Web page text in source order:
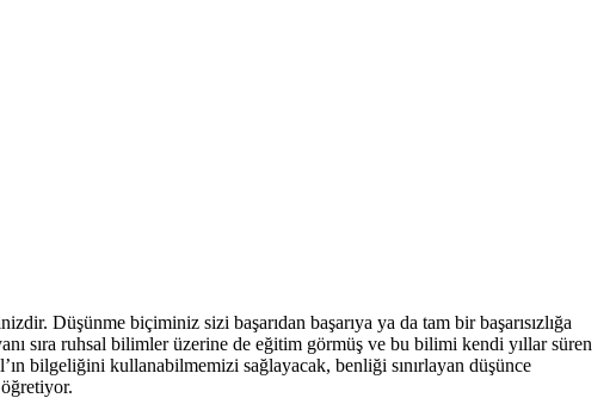
Düşünme biçiminiz sizi başarıdan başarıya ya da tam bir başarısızlığa
sıra ruhsal bilimler üzerine de eğitim görmüş ve bu bilimi kendi yıllar süren
bilgeliğini kullanabilmemizi sağlayacak, benliği sınırlayan düşünce